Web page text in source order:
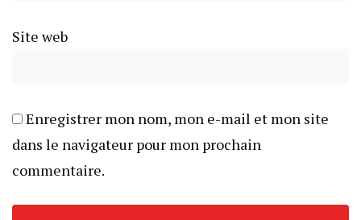
Site web
Enregistrer mon nom, mon e-mail et mon site
dans le navigateur pour mon prochain
commentaire.